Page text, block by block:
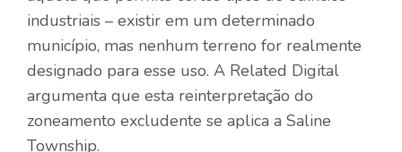
industriais – existir em um determinado
município, mas nenhum terreno for realmente
designado para esse uso. A Related Digital
argumenta que esta reinterpretação do
zoneamento excludente se aplica a Saline
Township.